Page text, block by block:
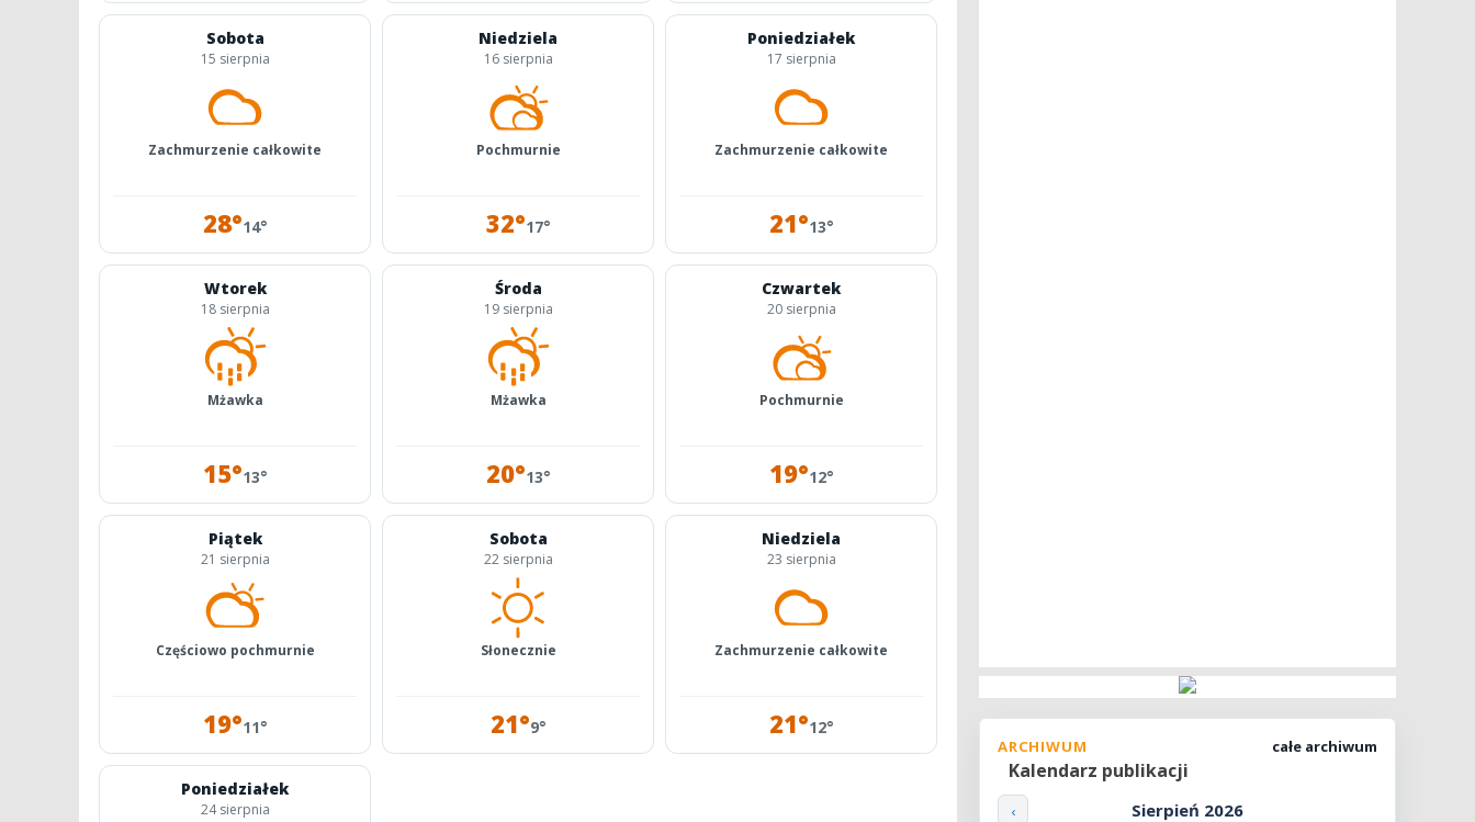
Sobota
15 sierpnia
Zachmurzenie całkowite
28°14°
Niedziela
16 sierpnia
Pochmurnie
32°17°
Poniedziałek
17 sierpnia
Zachmurzenie całkowite
21°13°
Wtorek
18 sierpnia
Mżawka
15°13°
Środa
19 sierpnia
Mżawka
20°13°
Czwartek
20 sierpnia
Pochmurnie
19°12°
Piątek
21 sierpnia
Częściowo pochmurnie
19°11°
Sobota
22 sierpnia
Słonecznie
21°9°
Niedziela
23 sierpnia
Zachmurzenie całkowite
21°12°
Poniedziałek
24 sierpnia
ARCHIWUM
Kalendarz publikacji
całe archiwum
‹ Sierpień 2026